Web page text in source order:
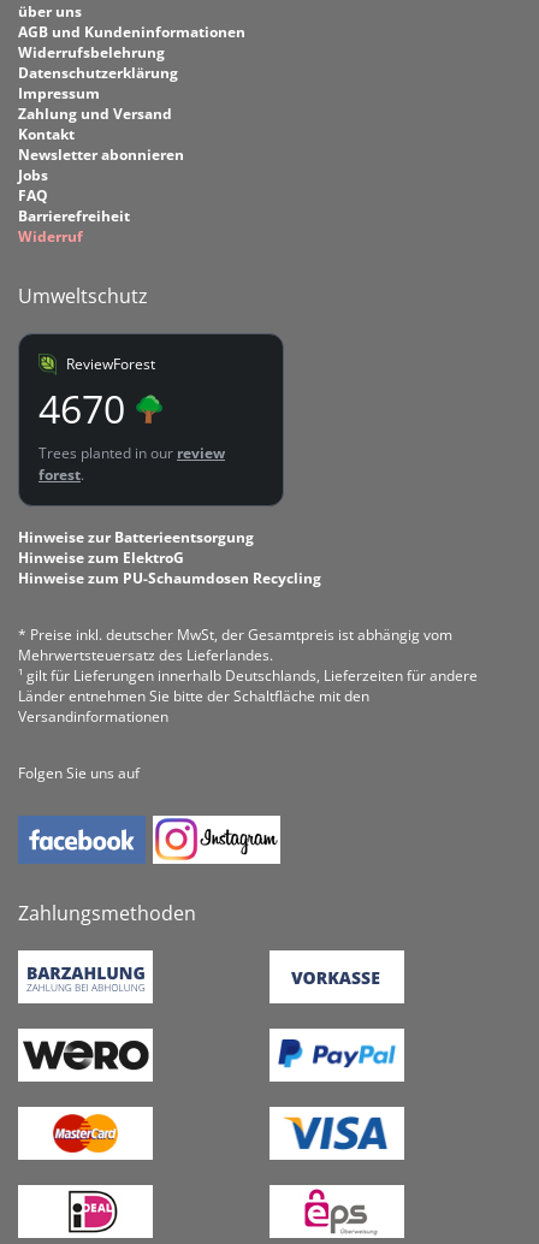
über uns
AGB und Kundeninformationen
Widerrufsbelehrung
Datenschutzerklärung
Impressum
Zahlung und Versand
Kontakt
Newsletter abonnieren
Jobs
FAQ
Barrierefreiheit
Widerruf
Umweltschutz
ReviewForest
4670
Trees planted in our review
forest.
Hinweise zur Batterieentsorgung
Hinweise zum ElektroG
Hinweise zum PU-Schaumdosen Recycling
* Preise inkl. deutscher MwSt, der Gesamtpreis ist abhängig vom
Mehrwertsteuersatz des Lieferlandes.
¹ gilt für Lieferungen innerhalb Deutschlands, Lieferzeiten für andere
Länder entnehmen Sie bitte der Schaltfläche mit den
Versandinformationen
Folgen Sie uns auf
Zahlungsmethoden